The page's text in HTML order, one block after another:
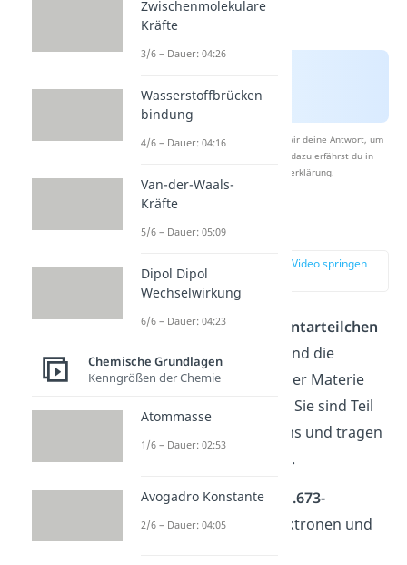
Nach Beantwortung speichern wir deine Antwort, um
Studyflix zu verbessern. Mehr dazu erfährst du in
Datenschutzerklärung
Protonen
zur Stelle im Video springen
Protonensind Elementarteilchen
(Kernteilchen). Das sind die
kleinsten Bausteine der Materie
Siesind Teil
oms und tragen
.
Protonensindetwa
1.673-
malschwerer ktronen und
Zwischenmolekulare
Kräfte
3/6 – Dauer: 04:26
Wasserstoffbrücken
bindung
4/6 – Dauer: 04:16
Van-der-Waals-
Kräfte
5/6 – Dauer: 05:09
Dipol Dipol
Wechselwirkung
6/6 – Dauer: 04:23
Chemische Grundlagen
Kenngrößen der Chemie
Atommasse
1/6 – Dauer: 02:53
Avogadro Konstante
2/6 – Dauer: 04:05